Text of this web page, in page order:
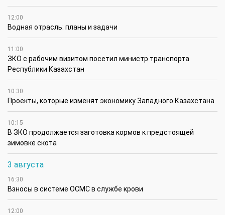
12:00
Водная отрасль: планы и задачи
11:00
ЗКО с рабочим визитом посетил министр транспорта
Республики Казахстан
10:30
Проекты, которые изменят экономику Западного Казахстана
10:15
В ЗКО продолжается заготовка кормов к предстоящей
зимовке скота
3 августа
16:30
Взносы в системе ОСМС в службе крови
12:00